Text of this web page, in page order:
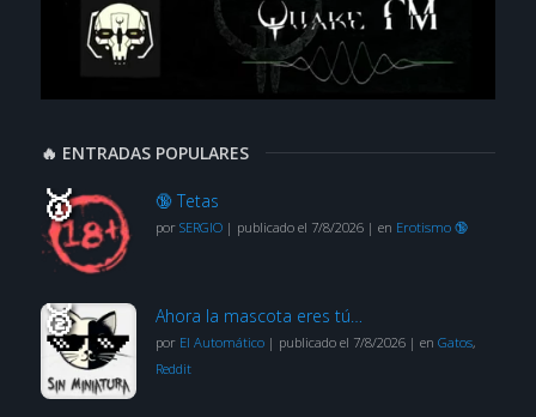
🔥 ENTRADAS POPULARES
🔞 Tetas
por SERGIO| publicado el 7/8/2026| en Erotismo 🔞
Ahora la mascota eres tú…
por El Automático| publicado el 7/8/2026| en Gatos,
Reddit